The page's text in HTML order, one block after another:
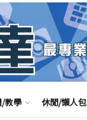
/教學 休閒/懶人包